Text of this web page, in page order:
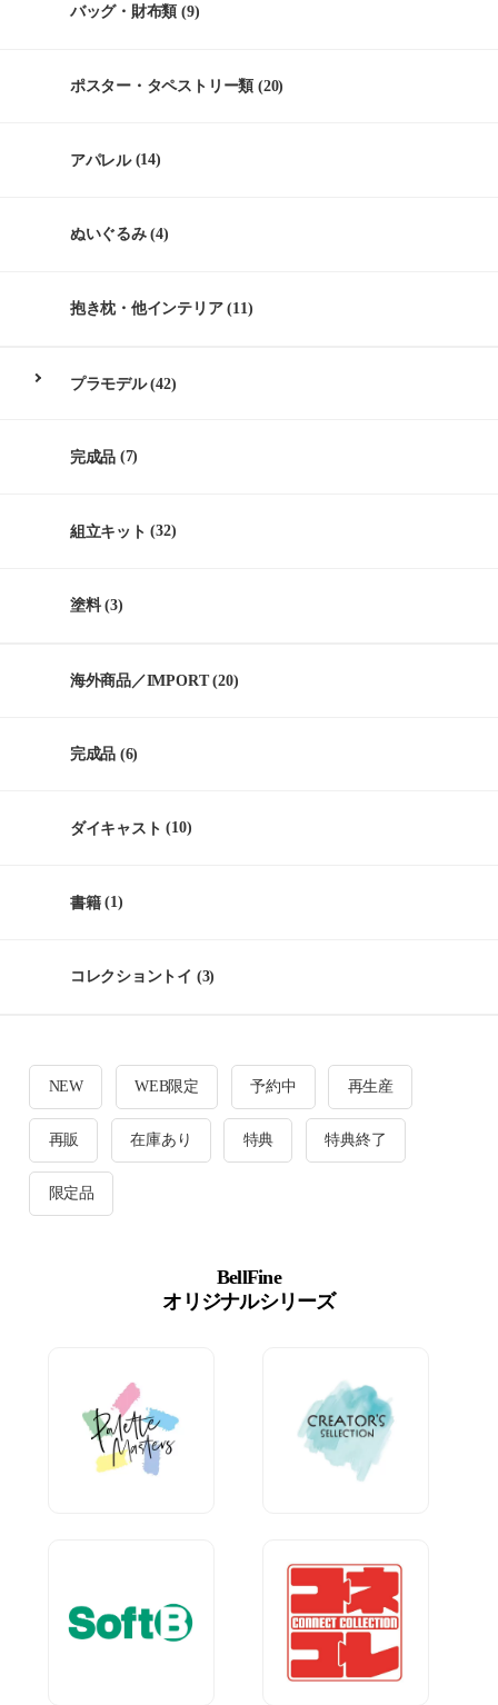
バッグ・財布類 (9)
ポスター・タペストリー類 (20)
アパレル(14)
ぬいぐるみ(4)
抱き枕・他インテリア(11)
プラモデル(42)
完成品 (7)
組立キット (32)
塗料(3)
海外商品／IMPORT(20)
完成品 (6)
ダイキャスト (10)
書籍(1)
コレクショントイ (3)
NEW WEB限定 予約中 再生産
再販 在庫あり 特典 特典終了
限定品
BellFine
オリジナルシリーズ